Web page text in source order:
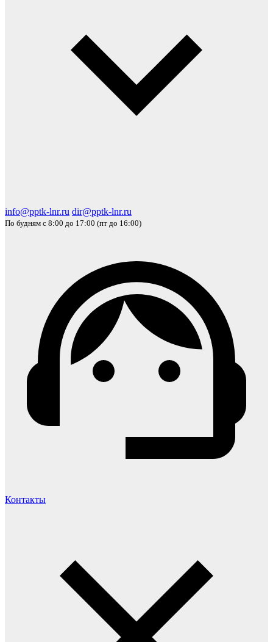
info@pptk-lnr.ru dir@pptk-lnr.ru
По будням с 8:00 до 17:00 (пт до 16:00)
Контакты